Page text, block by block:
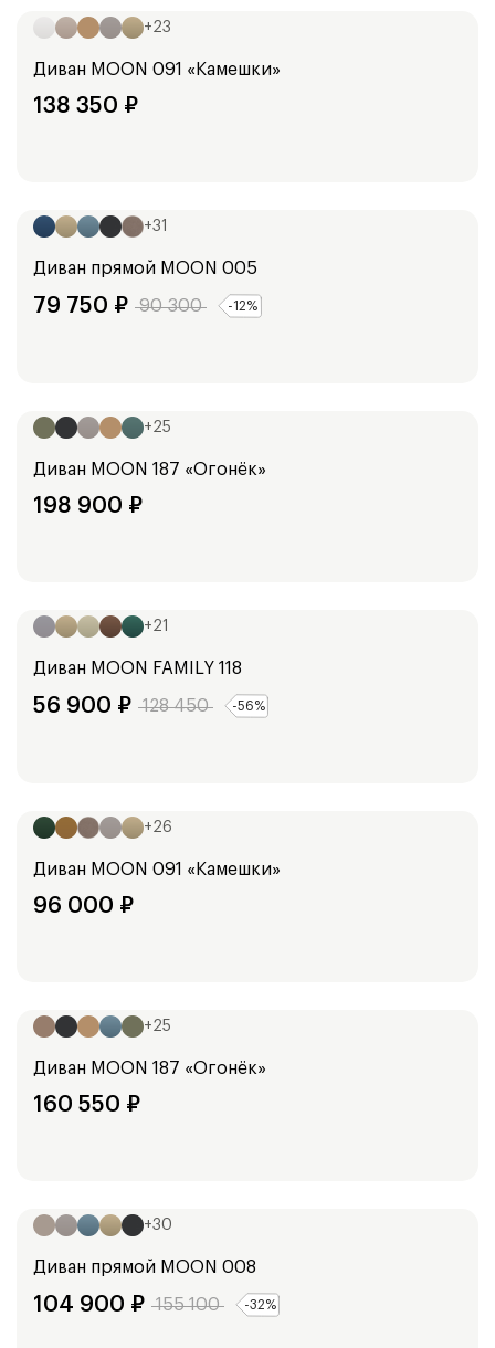
+23
Диван MOON 091 «Камешки»
138 350 ₽
+31
Диван прямой MOON 005
79 750 ₽ 90 300 -12%
+25
Диван MOON 187 «Огонёк»
198 900 ₽
+21
Диван MOON FAMILY 118
56 900 ₽ 128 450 -56%
+26
Диван MOON 091 «Камешки»
96 000 ₽
+25
Диван MOON 187 «Огонёк»
160 550 ₽
+30
Диван прямой MOON 008
104 900 ₽ 155 100 -32%